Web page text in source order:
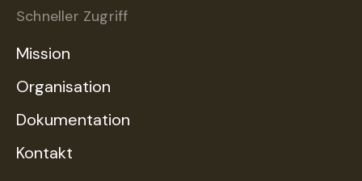
Schneller Zugriff
Mission
Organisation
Dokumentation
Kontakt